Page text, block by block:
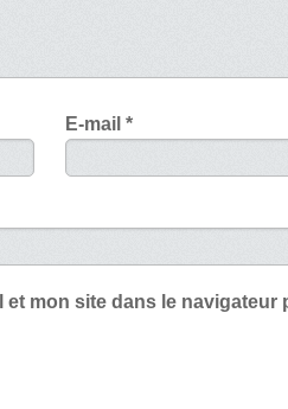
E-mail *
et mon site dans le navigateur